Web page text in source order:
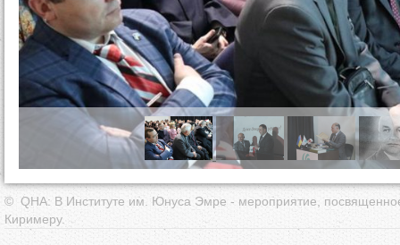
© ️ QHA: В Институте им. Юнуса Эмре - мероприятие,
Киримеру.